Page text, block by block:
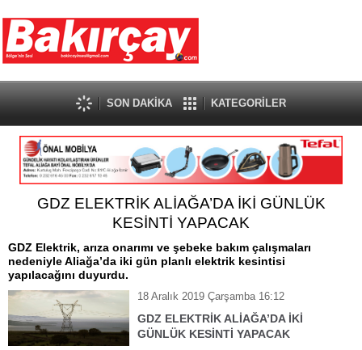
SON DAKİKA KATEGORİLER
GDZ ELEKTRİK ALİAĞA’DA İKİ GÜNLÜK
KESİNTİ YAPACAK
GDZ Elektrik, arıza onarımı ve şebeke bakım çalışmaları
nedeniyle Aliağa’da iki gün planlı elektrik kesintisi
yapılacağını duyurdu.
18 Aralık 2019 Çarşamba 16:12
GDZ ELEKTRİK ALİAĞA’DA İKİ
GÜNLÜK KESİNTİ YAPACAK